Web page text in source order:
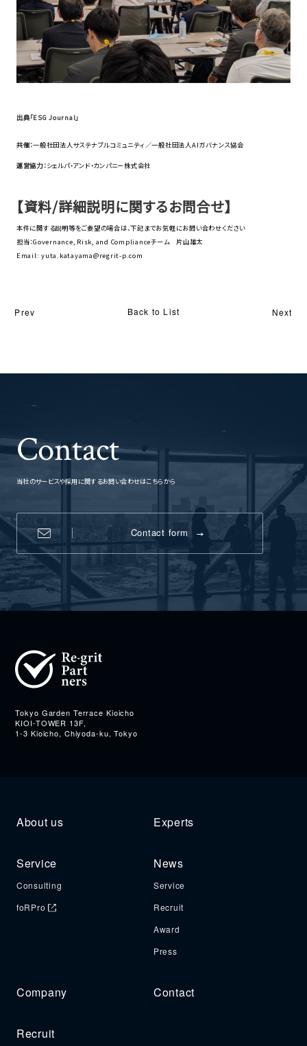
出典「ESG Journal」
共催：一般社団法人サステナブルコミュニティ／一般社団法人AIガバナンス協会
運営協力：シェルパ・アンド・カンパニー株式会社
【資料/詳細説明に関するお問合せ】
本件に関する説明等をご要望の場合は、下記までお気軽にお問い合わせください
担当：Governance, Risk, and Complianceチーム 片山雄太
Email:yuta.katayama@regrit-p.com
Prev Back to List Next
Contact
当社のサービスや採用に関するお問い合わせはこちらから
Contact form
Tokyo Garden Terrace Kioicho
KIOI-TOWER 13F,
1-3 Kioicho, Chiyoda-ku, Tokyo
About us Experts
Service
Consulting
foRPro
News
Service
Recruit
Award
Press
Company Contact
Recruit